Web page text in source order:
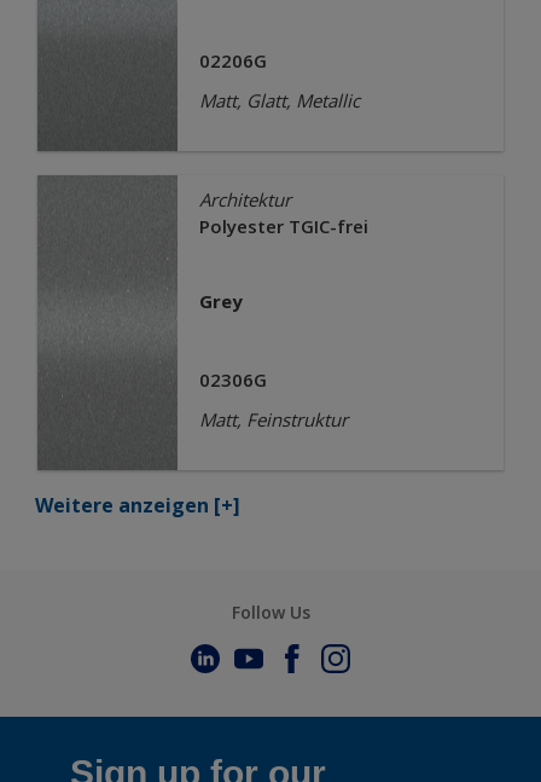
02206G
Matt, Glatt, Metallic
Architektur
Polyester TGIC-frei
Grey
02306G
Matt, Feinstruktur
Weitere anzeigen [+]
Follow Us